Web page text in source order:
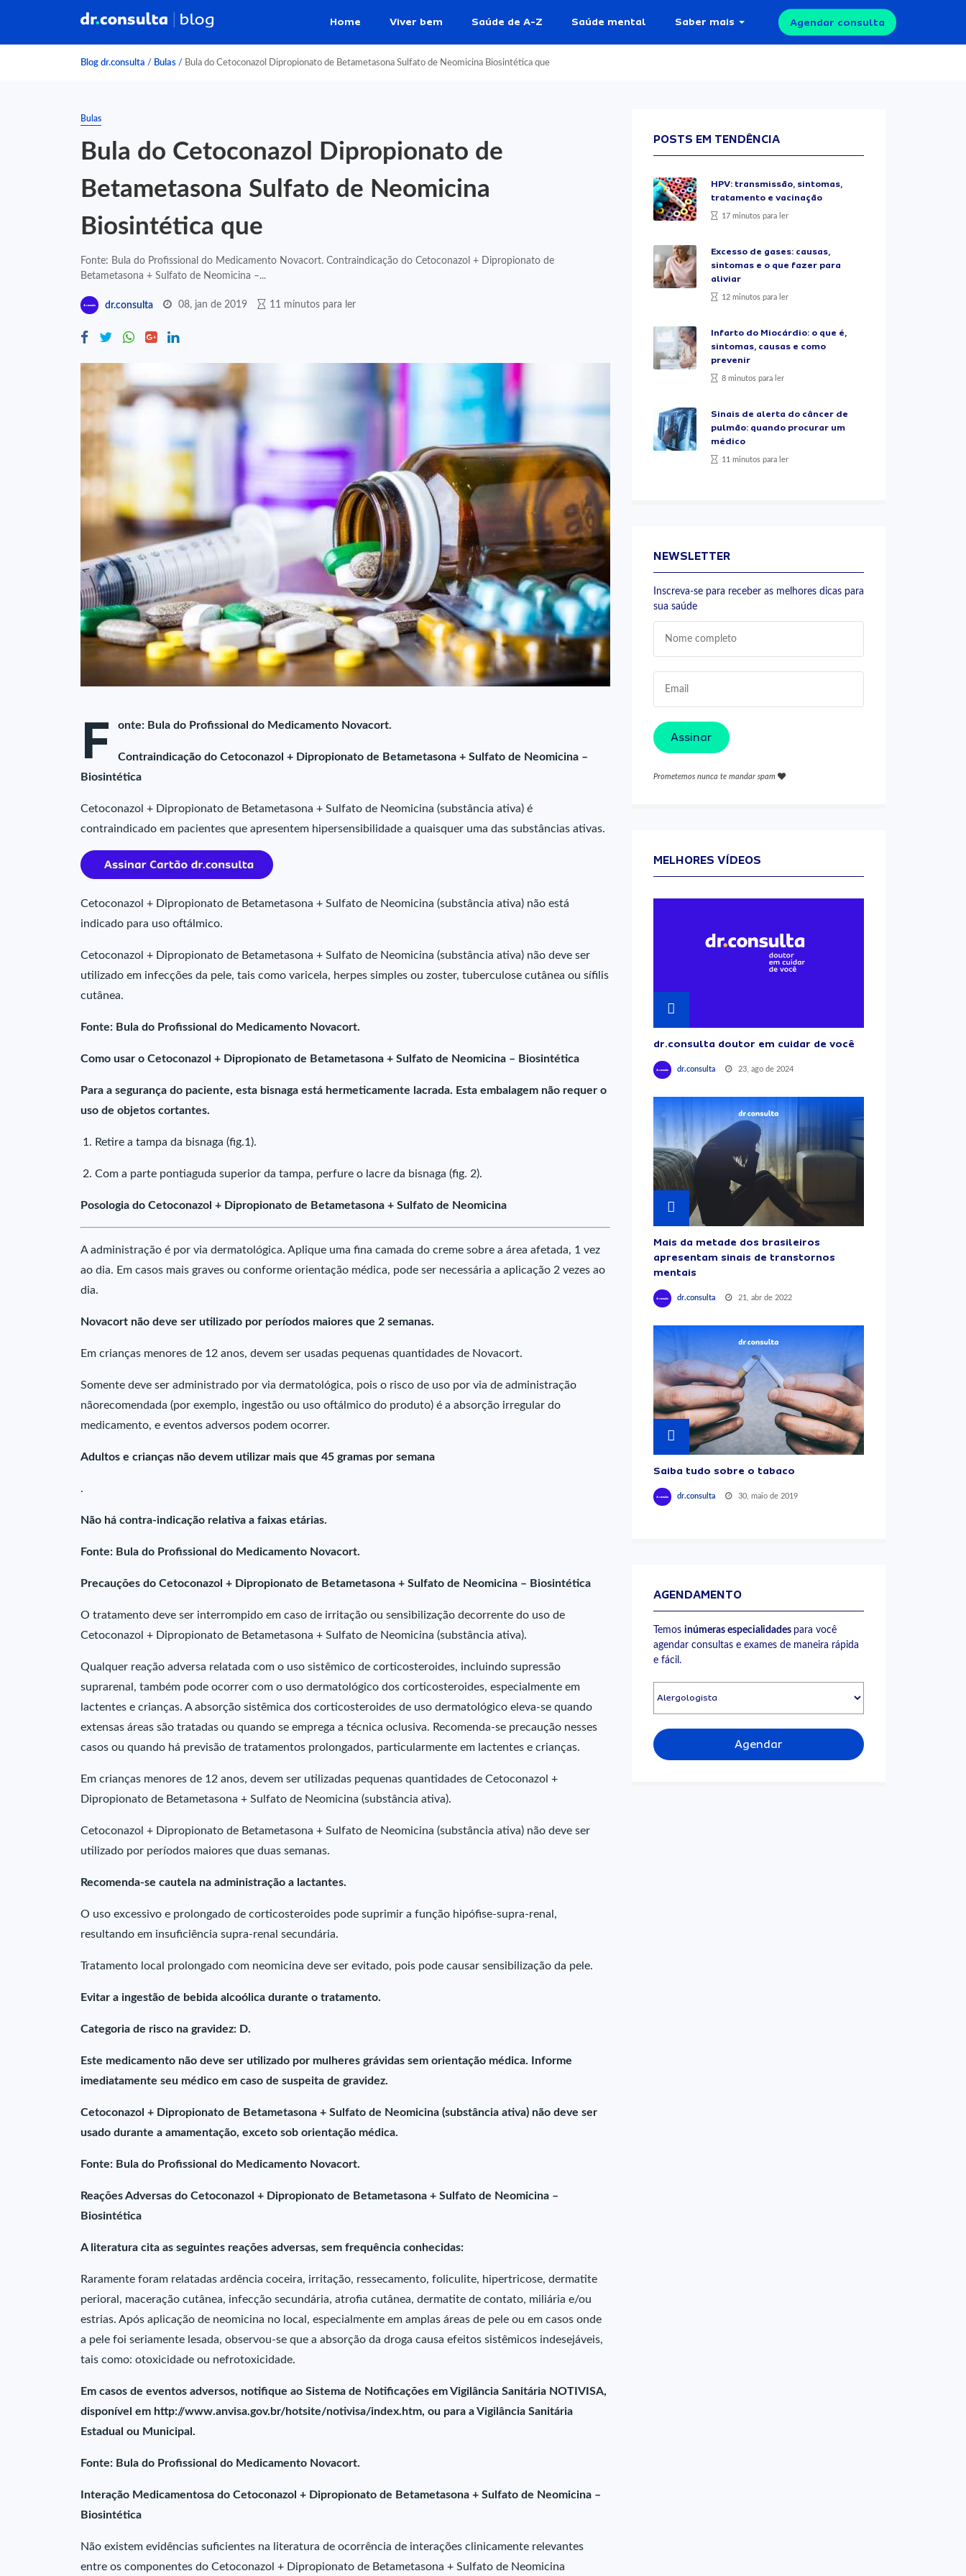
Home Viver bem Saúde de A-Z Saúde mental Saber mais Agendar consulta
Blog dr.consulta / Bulas / Bula do Cetoconazol Dipropionato de Betametasona Sulfato de Neomicina Biosintética que
Bulas
Bula do Cetoconazol Dipropionato de
Betametasona Sulfato de Neomicina
Biosintética que
Fonte: Bula do Profissional do Medicamento Novacort. Contraindicação do Cetoconazol + Dipropionato de
Betametasona + Sulfato de Neomicina –...
dr.consulta 08, jan de 2019 11 minutos para ler
F onte: Bula do Profissional do Medicamento Novacort.
Contraindicação do Cetoconazol + Dipropionato de Betametasona + Sulfato de Neomicina –
Biosintética
Cetoconazol + Dipropionato de Betametasona + Sulfato de Neomicina (substância ativa) é
contraindicado em pacientes que apresentem hipersensibilidade a quaisquer uma das substâncias ativas.
Cetoconazol + Dipropionato de Betametasona + Sulfato de Neomicina (substância ativa) não está
indicado para uso oftálmico.
Cetoconazol + Dipropionato de Betametasona + Sulfato de Neomicina (substância ativa) não deve ser
utilizado em infecções da pele, tais como varicela, herpes simples ou zoster, tuberculose cutânea ou sífilis
cutânea.
Fonte: Bula do Profissional do Medicamento Novacort.
Como usar o Cetoconazol + Dipropionato de Betametasona + Sulfato de Neomicina – Biosintética
Para a segurança do paciente, esta bisnaga está hermeticamente lacrada. Esta embalagem não requer o
uso de objetos cortantes.
Retire a tampa da bisnaga (fig.1).
Com a parte pontiaguda superior da tampa, perfure o lacre da bisnaga (fig. 2).
Posologia do Cetoconazol + Dipropionato de Betametasona + Sulfato de Neomicina
A administração é por via dermatológica. Aplique uma fina camada do creme sobre a área afetada, 1 vez
ao dia. Em casos mais graves ou conforme orientação médica, pode ser necessária a aplicação 2 vezes ao
dia.
Novacort não deve ser utilizado por períodos maiores que 2 semanas.
Em crianças menores de 12 anos, devem ser usadas pequenas quantidades de Novacort.
Somente deve ser administrado por via dermatológica, pois o risco de uso por via de administração
nãorecomendada (por exemplo, ingestão ou uso oftálmico do produto) é a absorção irregular do
medicamento, e eventos adversos podem ocorrer.
Adultos e crianças não devem utilizar mais que 45 gramas por semana
.
Não há contra-indicação relativa a faixas etárias.
Fonte: Bula do Profissional do Medicamento Novacort.
Precauções do Cetoconazol + Dipropionato de Betametasona + Sulfato de Neomicina – Biosintética
O tratamento deve ser interrompido em caso de irritação ou sensibilização decorrente do uso de
Cetoconazol + Dipropionato de Betametasona + Sulfato de Neomicina (substância ativa).
Qualquer reação adversa relatada com o uso sistêmico de corticosteroides, incluindo supressão
suprarenal, também pode ocorrer com o uso dermatológico dos corticosteroides, especialmente em
lactentes e crianças. A absorção sistêmica dos corticosteroides de uso dermatológico eleva-se quando
extensas áreas são tratadas ou quando se emprega a técnica oclusiva. Recomenda-se precaução nesses
casos ou quando há previsão de tratamentos prolongados, particularmente em lactentes e crianças.
Em crianças menores de 12 anos, devem ser utilizadas pequenas quantidades de Cetoconazol +
Dipropionato de Betametasona + Sulfato de Neomicina (substância ativa).
Cetoconazol + Dipropionato de Betametasona + Sulfato de Neomicina (substância ativa) não deve ser
utilizado por períodos maiores que duas semanas.
Recomenda-se cautela na administração a lactantes.
O uso excessivo e prolongado de corticosteroides pode suprimir a função hipófise-supra-renal,
resultando em insuficiência supra-renal secundária.
Tratamento local prolongado com neomicina deve ser evitado, pois pode causar sensibilização da pele.
Evitar a ingestão de bebida alcoólica durante o tratamento.
Categoria de risco na gravidez: D.
Este medicamento não deve ser utilizado por mulheres grávidas sem orientação médica. Informe
imediatamente seu médico em caso de suspeita de gravidez.
Cetoconazol + Dipropionato de Betametasona + Sulfato de Neomicina (substância ativa) não deve ser
usado durante a amamentação, exceto sob orientação médica.
Fonte: Bula do Profissional do Medicamento Novacort.
Reações Adversas do Cetoconazol + Dipropionato de Betametasona + Sulfato de Neomicina –
Biosintética
A literatura cita as seguintes reações adversas, sem frequência conhecidas:
Raramente foram relatadas ardência coceira, irritação, ressecamento, foliculite, hipertricose, dermatite
perioral, maceração cutânea, infecção secundária, atrofia cutânea, dermatite de contato, miliária e/ou
estrias. Após aplicação de neomicina no local, especialmente em amplas áreas de pele ou em casos onde
a pele foi seriamente lesada, observou-se que a absorção da droga causa efeitos sistêmicos indesejáveis,
tais como: otoxicidade ou nefrotoxicidade.
Em casos de eventos adversos, notifique ao Sistema de Notificações em Vigilância Sanitária NOTIVISA,
disponível em http://www.anvisa.gov.br/hotsite/notivisa/index.htm, ou para a Vigilância Sanitária
Estadual ou Municipal.
Fonte: Bula do Profissional do Medicamento Novacort.
Interação Medicamentosa do Cetoconazol + Dipropionato de Betametasona + Sulfato de Neomicina –
Biosintética
Não existem evidências suficientes na literatura de ocorrência de interações clinicamente relevantes
entre os componentes do Cetoconazol + Dipropionato de Betametasona + Sulfato de Neomicina
POSTS EM TENDÊNCIA
HPV: transmissão, sintomas,
tratamento e vacinação
17 minutos para ler
Excesso de gases: causas,
sintomas e o que fazer para
aliviar
12 minutos para ler
Infarto do Miocárdio: o que é,
sintomas, causas e como
prevenir
8 minutos para ler
Sinais de alerta do câncer de
pulmão: quando procurar um
médico
11 minutos para ler
NEWSLETTER
Inscreva-se para receber as melhores dicas para
sua saúde
Assinar
Prometemos nunca te mandar spam
MELHORES VÍDEOS
dr.consulta doutor em cuidar de você
dr.consulta 23, ago de 2024
Mais da metade dos brasileiros
apresentam sinais de transtornos
mentais
dr.consulta 21, abr de 2022
Saiba tudo sobre o tabaco
dr.consulta 30, maio de 2019
AGENDAMENTO
Temos inúmeras especialidades para você
agendar consultas e exames de maneira rápida
e fácil.
Agendar